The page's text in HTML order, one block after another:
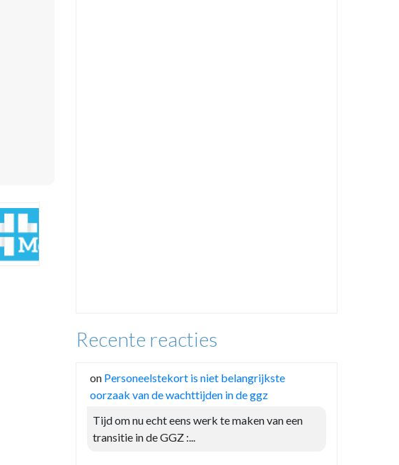
Recente reacties
on Personeelstekort is niet belangrijkste
oorzaak van de wachttijden in de ggz
Tijd om nu echt eens werk te maken van een
transitie in de GGZ :...